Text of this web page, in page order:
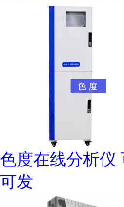
色度在线分析仪
可发